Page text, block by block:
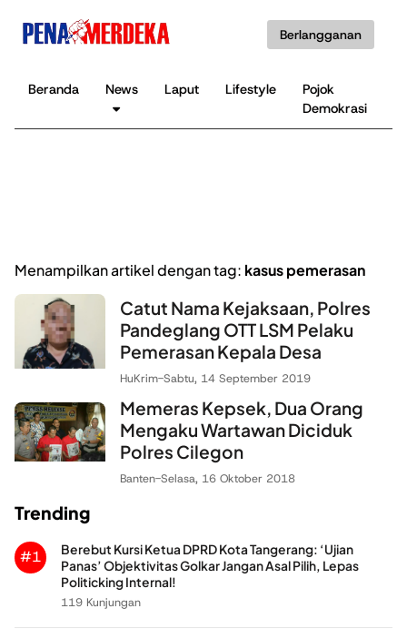
Berlangganan
Beranda News Laput Lifestyle
Pojok
Demokrasi
Menampilkan artikel dengan tag: kasus pemerasan
Catut Nama Kejaksaan, Polres
Pandeglang OTT LSM Pelaku
Pemerasan Kepala Desa
HuKrim-Sabtu, 14 September 2019
Memeras Kepsek, Dua Orang
Mengaku Wartawan Diciduk
Polres Cilegon
Banten-Selasa, 16 Oktober 2018
Trending
#1
Berebut Kursi Ketua DPRD Kota Tangerang: ‘Ujian
Panas’ Objektivitas Golkar Jangan Asal Pilih, Lepas
Politicking Internal!
119 Kunjungan